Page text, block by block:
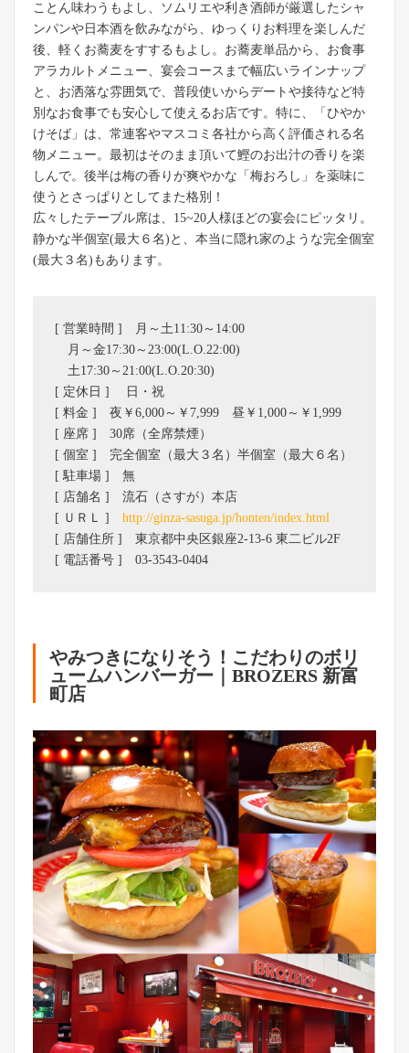
ことん味わうもよし、ソムリエや利き酒師が厳選したシャ
ンパンや日本酒を飲みながら、ゆっくりお料理を楽しんだ
後、軽くお蕎麦をすするもよし。お蕎麦単品から、お食事
アラカルトメニュー、宴会コースまで幅広いラインナップ
と、お洒落な雰囲気で、普段使いからデートや接待など特
別なお食事でも安心して使えるお店です。特に、「ひやか
けそば」は、常連客やマスコミ各社から高く評価される名
物メニュー。最初はそのまま頂いて鰹のお出汁の香りを楽
しんで。後半は梅の香りが爽やかな「梅おろし」を薬味に
使うとさっぱりとしてまた格別！
広々したテーブル席は、15~20人様ほどの宴会にピッタリ。
静かな半個室(最大６名)と、本当に隠れ家のような完全個室
(最大３名)もあります。
[ 営業時間 ] 月～土11:30～14:00
月～金17:30～23:00(L.O.22:00)
土17:30～21:00(L.O.20:30)
[ 定休日 ] 日・祝
[ 料金 ] 夜￥6,000～￥7,999 昼￥1,000～￥1,999
[ 座席 ] 30席（全席禁煙）
[ 個室 ] 完全個室（最大３名）半個室（最大６名）
[ 駐車場 ] 無
[ 店舗名 ] 流石（さすが）本店
[ ＵＲＬ ] http://ginza-sasuga.jp/honten/index.html
[ 店舗住所 ] 東京都中央区銀座2-13-6 東二ビル2F
[ 電話番号 ] 03-3543-0404
やみつきになりそう！こだわりのボリ
ュームハンバーガー｜BROZERS 新富
町店